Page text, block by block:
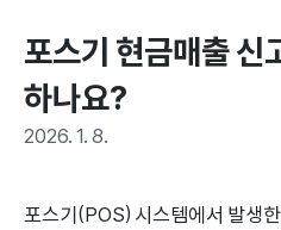
포스기 현금매출 신
하나요?
2026. 1. 8.
포스기(POS) 시스템에서 발생